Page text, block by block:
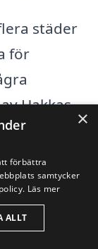
städer
för
Hakkas
×
förbättra
samtycker
Läs mer
ALLT